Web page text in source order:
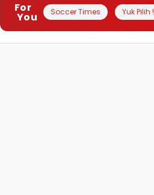
For
You Soccer Times Yuk Pilih !